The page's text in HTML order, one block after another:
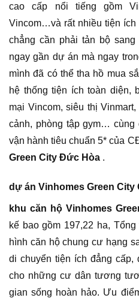
cao cấp nổi tiếng gồm
Vincom…và rất nhiều tiện
chẳng cần phải tản bộ
ngay gần dự án mà ngay
mình đã có thể tha hồ mua
hệ thống tiện ích toàn diện,
mại Vincom, siêu thị
cảnh, phòng tập gym…
vận hành tiêu chuẩn 5* của
Green City Đức Hòa .
dự án Vinhomes Green City
khu căn hộ Vinhomes
kế bao gồm 197,22 ha,
hình căn hộ chung cư hạng
di chuyển tiện ích đẳng
cho những cư dân tương
gian sống hoàn hảo. Ưu